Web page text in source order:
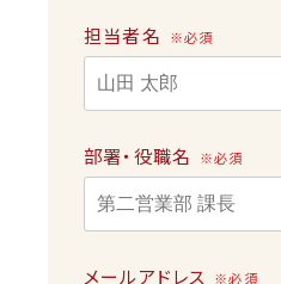
担当者名 ※必須
部署・役職名 ※必須
メールアドレス ※必須